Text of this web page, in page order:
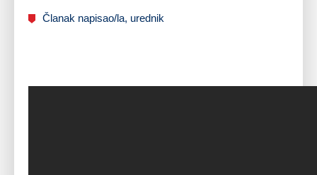
Članak napisao/la, urednik